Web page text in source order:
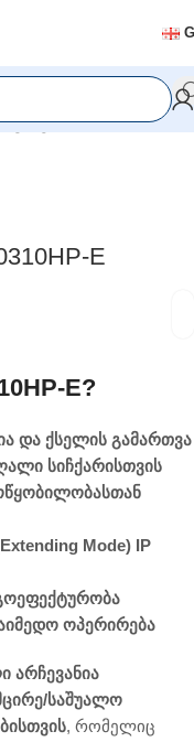
სვიჩები
E
E?
და ქსელის გამართვა
სიჩქარისთვის
Mode) IP
ოპერირება
არჩევანია
საშუალო
, რომელიც